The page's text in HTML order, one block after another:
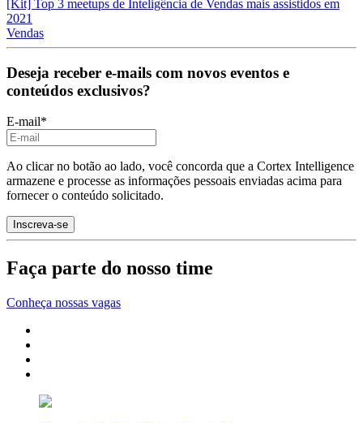
[Kit] Top 3 meetups de Inteligência de Vendas mais assistidos em
2021
Vendas
Deseja receber e-mails com novos eventos e
conteúdos exclusivos?
E-mail*
Ao clicar no botão ao lado, você concorda que a Cortex Intelligence
armazene e processe as informações pessoais enviadas acima para
fornecer o conteúdo solicitado.
Faça parte do nosso time
Conheça nossas vagas